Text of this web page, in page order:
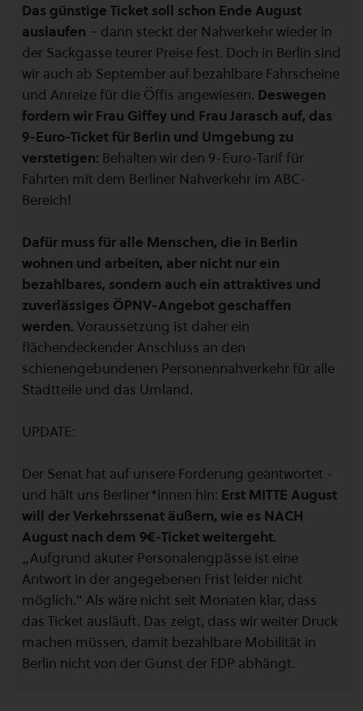
Das günstige Ticket soll schon Ende August
auslaufen – dann steckt der Nahverkehr wieder in
der Sackgasse teurer Preise fest. Doch in Berlin sind
wir auch ab September auf bezahlbare Fahrscheine
und Anreize für die Öffis angewiesen. Deswegen
fordern wir Frau Giffey und Frau Jarasch auf, das
9-Euro-Ticket für Berlin und Umgebung zu
verstetigen: Behalten wir den 9-Euro-Tarif für
Fahrten mit dem Berliner Nahverkehr im ABC-
Bereich!
Dafür muss für alle Menschen, die in Berlin
wohnen und arbeiten, aber nicht nur ein
bezahlbares, sondern auch ein attraktives und
zuverlässiges ÖPNV-Angebot geschaffen
werden. Voraussetzung ist daher ein
flächendeckender Anschluss an den
schienengebundenen Personennahverkehr für alle
Stadtteile und das Umland.
UPDATE:
Der Senat hat auf unsere Forderung geantwortet -
und hält uns Berliner*innen hin: Erst MITTE August
will der Verkehrssenat äußern, wie es NACH
August nach dem 9€-Ticket weitergeht.
„Aufgrund akuter Personalengpässe ist eine
Antwort in der angegebenen Frist leider nicht
möglich.“ Als wäre nicht seit Monaten klar, dass
das Ticket ausläuft. Das zeigt, dass wir weiter Druck
machen müssen, damit bezahlbare Mobilität in
Berlin nicht von der Gunst der FDP abhängt.